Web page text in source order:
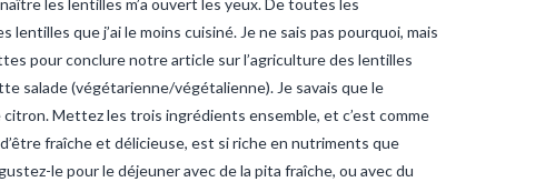
vendee sardines sardines-
tanche tanche-vendee
truite-vendee
les lentilles m’a ouvert les yeux. De toutes les
lentilles que j’ai le moins cuisiné. Je ne sais pas pourquoi, mais
pour conclure notre article sur l’agriculture des lentilles
salade (végétarienne/végétalienne). Je savais que le
Mettez les trois ingrédients ensemble, et c’est comme
fraîche et délicieuse, est si riche en nutriments que
le pour le déjeuner avec de la pita fraîche, ou avec du